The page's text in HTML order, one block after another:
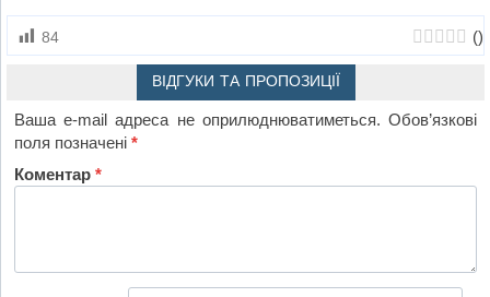
84 ()
ВІДГУКИ ТА ПРОПОЗИЦІЇ
Ваша e-mail адреса не оприлюднюватиметься. Обов’язкові
поля позначені*
Коментар*